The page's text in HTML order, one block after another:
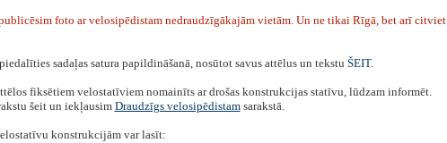
foto ar velosipēdistam nedraudzīgākajām vietām. Un ne tikai Rīgā, bet arī citviet
sadaļas satura papildināšanā, nosūtot savus attēlus un tekstu ŠEIT.
fiksētiem velostatīviem nomainīts ar drošas konstrukcijas statīvu, lūdzam informēt.
šeit un iekļausim Draudzīgs velosipēdistam sarakstā.
konstrukcijām var lasīt: